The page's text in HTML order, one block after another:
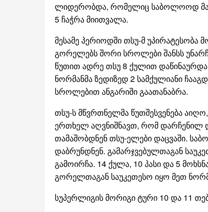
ლიდერობდა, რომელიც საბოლოოდ
5 ჩაჭრა მიითვალა.
მესამე პერიოდში თსუ-მ უპირატესობა
გორელებს შორი სროლები შანსს
წუთით ადრე თსუ 8 ქულით
ნორმანმა ზედიზედ 2 სამქულიანი
სროლებით ანგარიში გაათანაბრა.
თსუ-ს მწვრთნელმა წუთშესვენება
ერთხელ აღვნიშნავთ, რომ დარჩენილ
თამაშობდნენ თსუ-ელები დაცვაში.
დაბრუნდნენ. გამარჯვებულთაგან
გამოირჩა. 14 ქულა, 10 პასი და 5
გორელთაგან საუკეთესო იყო მეთ
სუპერლიგის მორიგი ტური 10 და 11